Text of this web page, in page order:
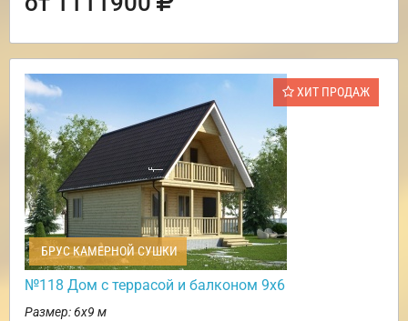
ХИТ ПРОДАЖ
БРУС КАМЕРНОЙ СУШКИ
№118 Дом с террасой и балконом 9х6
Размер: 6х9 м